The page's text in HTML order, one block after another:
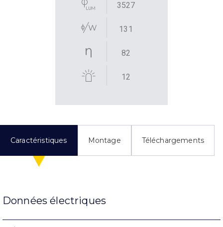
3527
131
82
12
Caractéristiques Montage Téléchargements
Données électriques